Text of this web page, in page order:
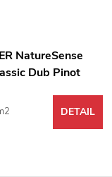
NatureSense
Dub Pinot
DETAIL